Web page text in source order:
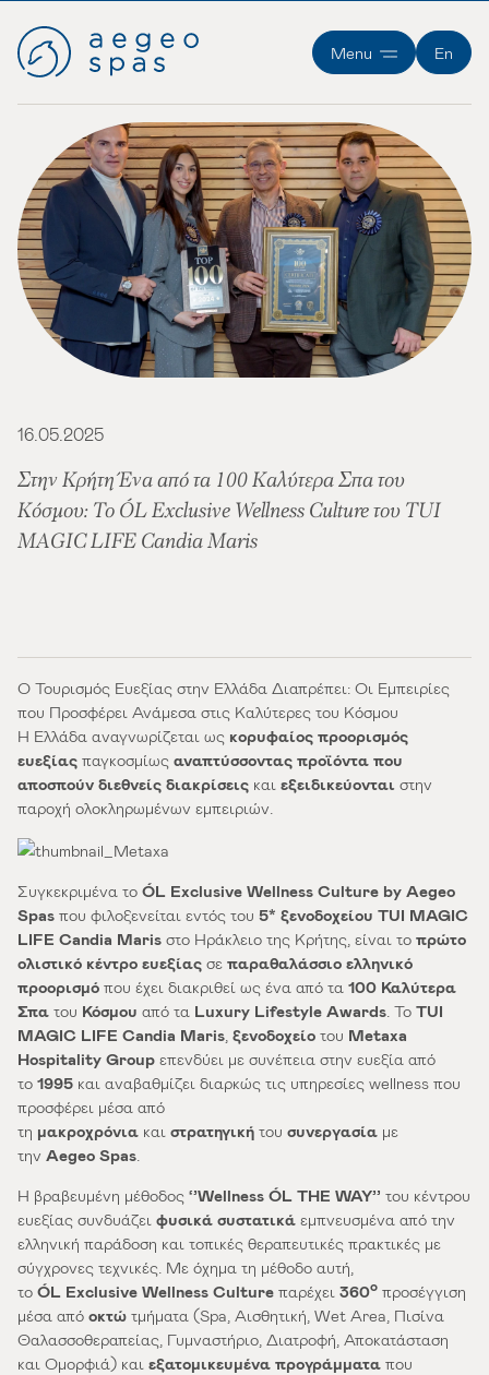
Menu En
16.05.2025
Στην Κρήτη Ένα από τα 100 Καλύτερα Σπα του
Κόσμου: Το ÓL Exclusive Wellness Culture του TUI
MAGIC LIFE Candia Maris
Ο Τουρισμός Ευεξίας στην Ελλάδα Διαπρέπει: Οι Εμπειρίες
που Προσφέρει Ανάμεσα στις Καλύτερες του Κόσμου
Η Ελλάδα αναγνωρίζεται ως κορυφαίος προορισμός
ευεξίας παγκοσμίως αναπτύσσοντας προϊόντα που
αποσπούν διεθνείς διακρίσεις και εξειδικεύονται στην
παροχή ολοκληρωμένων εμπειριών.
Συγκεκριμένα το ÓL Exclusive Wellness Culture by Aegeo
Spas που φιλοξενείται εντός του 5* ξενοδοχείου TUI MAGIC
LIFE Candia Maris στο Ηράκλειο της Κρήτης, είναι το πρώτο
ολιστικό κέντρο ευεξίας σε παραθαλάσσιο ελληνικό
προορισμό που έχει διακριθεί ως ένα από τα 100 Καλύτερα
Σπα του Κόσμου από τα Luxury Lifestyle Awards . Το TUI
MAGIC LIFE Candia Maris ξενοδοχείο του Metaxa
Hospitality Group επενδύει με συνέπεια στην ευεξία από
το 1995 και αναβαθμίζει διαρκώς τις υπηρεσίες wellness που
προσφέρει μέσα από
τη μακροχρόνια και στρατηγική του συνεργασία με
την Aegeo Spas
Η βραβευμένη μέθοδος ‘’Wellness ÓL THE WAY’’ του κέντρου
ευεξίας συνδυάζει φυσικά συστατικά εμπνευσμένα από την
ελληνική παράδοση και τοπικές θεραπευτικές πρακτικές με
σύγχρονες τεχνικές. Με όχημα τη μέθοδο αυτή,
το ÓL Exclusive Wellness Culture παρέχει 360ο προσέγγιση
μέσα από οκτώ τμήματα (Spa, Αισθητική, Wet Area, Πισίνα
Θαλασσοθεραπείας, Γυμναστήριο, Διατροφή, Αποκατάσταση
και Ομορφιά) και εξατομικευμένα προγράμματα που